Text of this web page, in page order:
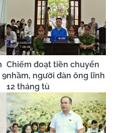
9
Chiếm đoạt tiền chuyển
nhầm, người đàn ông lĩnh
12 tháng tù